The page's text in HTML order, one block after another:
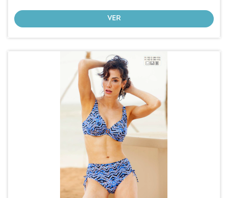
VER